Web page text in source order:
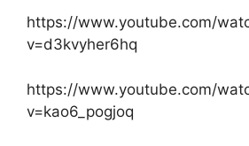
https://www.youtube.com/
v=d3kvyher6hq
https://www.youtube.com/
v=kao6_pogjoq